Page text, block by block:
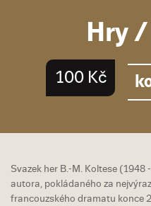
Hry
100 Kč
Svazek her B.-M. Koltese (1948
autora, pokládaného za
francouzského dramatu konce